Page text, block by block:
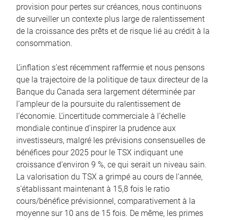
provision pour pertes sur créances, nous continuons
de surveiller un contexte plus large de ralentissement
de la croissance des prêts et de risque lié au crédit à la
consommation.
L’inflation s’est récemment raffermie et nous pensons
que la trajectoire de la politique de taux directeur de la
Banque du Canada sera largement déterminée par
l’ampleur de la poursuite du ralentissement de
l’économie. L’incertitude commerciale à l’échelle
mondiale continue d’inspirer la prudence aux
investisseurs, malgré les prévisions consensuelles de
bénéfices pour 2025 pour le TSX indiquant une
croissance d’environ 9 %, ce qui serait un niveau sain.
La valorisation du TSX a grimpé au cours de l’année,
s’établissant maintenant à 15,8 fois le ratio
cours/bénéfice prévisionnel, comparativement à la
moyenne sur 10 ans de 15 fois. De même, les primes